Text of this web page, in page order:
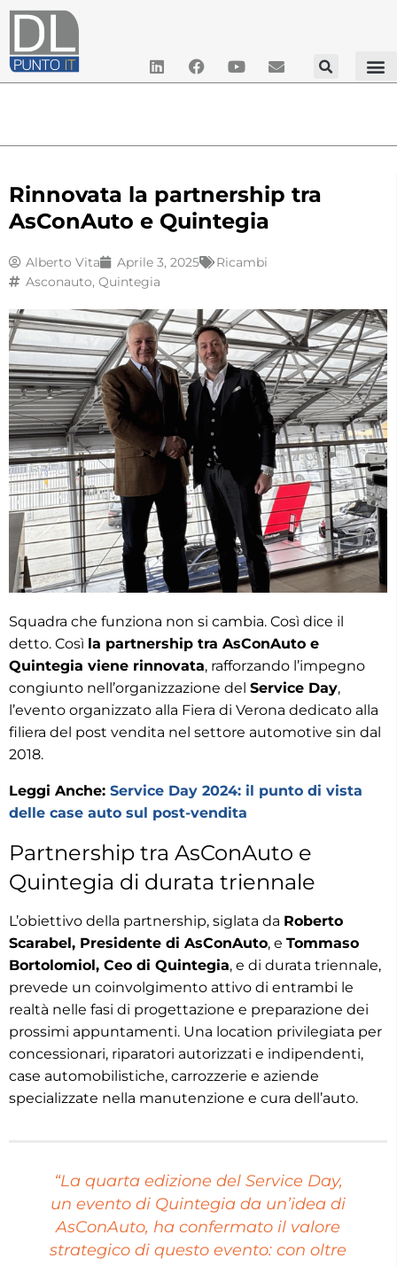
Rinnovata la partnership tra
AsConAuto e Quintegia
Alberto Vita Aprile 3, 2025
Ricambi
Asconauto, Quintegia
Squadra che funziona non si cambia. Così dice il
detto. Così la partnership tra AsConAuto e
Quintegia viene rinnovata, rafforzando l’impegno
congiunto nell’organizzazione del Service Day,
l’evento organizzato alla Fiera di Verona dedicato alla
filiera del post vendita nel settore automotive sin dal
2018.
Leggi Anche: Service Day 2024: il punto di vista
delle case auto sul post-vendita
Partnership tra AsConAuto e
Quintegia di durata triennale
L’obiettivo della partnership, siglata da Roberto
Scarabel, Presidente di AsConAuto, e Tommaso
Bortolomiol, Ceo di Quintegia, e di durata triennale,
prevede un coinvolgimento attivo di entrambi le
realtà nelle fasi di progettazione e preparazione dei
prossimi appuntamenti. Una location privilegiata per
concessionari, riparatori autorizzati e indipendenti,
case automobilistiche, carrozzerie e aziende
specializzate nella manutenzione e cura dell’auto.
“La quarta edizione del Service Day,
un evento di Quintegia da un’idea di
AsConAuto, ha confermato il valore
strategico di questo evento: con oltre